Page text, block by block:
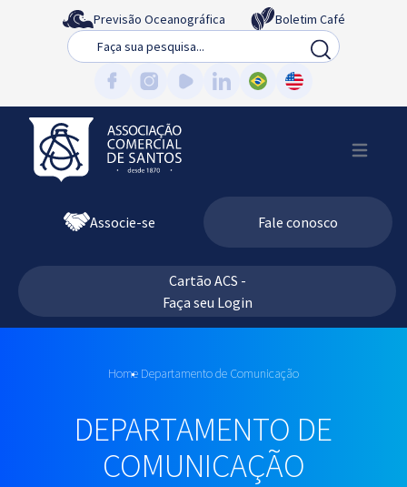
Previsão Oceanográfica
Boletim Café
Busca
Associe-se Fale conosco
Cartão ACS -
Faça seu Login
Home Departamento de Comunicação
DEPARTAMENTO DE
COMUNICAÇÃO